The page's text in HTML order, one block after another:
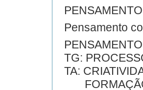
Pensamento
TG:
TA: